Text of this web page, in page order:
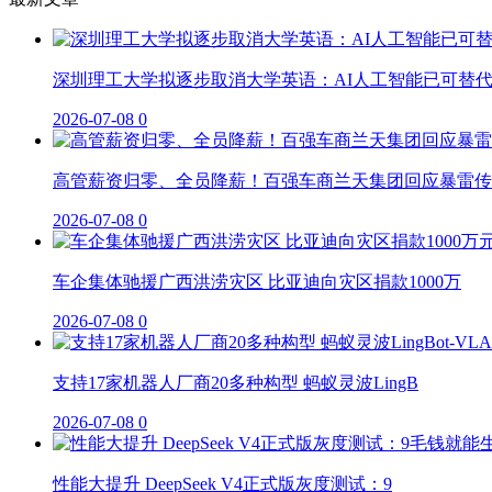
深圳理工大学拟逐步取消大学英语：AI人工智能已可替代
2026-07-08 0
高管薪资归零、全员降薪！百强车商兰天集团回应暴雷
2026-07-08 0
车企集体驰援广西洪涝灾区 比亚迪向灾区捐款1000万
2026-07-08 0
支持17家机器人厂商20多种构型 蚂蚁灵波LingB
2026-07-08 0
性能大提升 DeepSeek V4正式版灰度测试：9